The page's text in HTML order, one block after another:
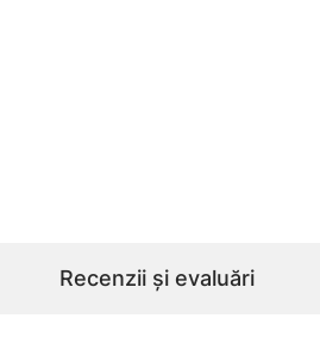
Recenzii și evaluări